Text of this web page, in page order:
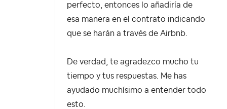
perfecto, entonces lo añadiría de
esa manera en el contrato indicando
que se harán a través de Airbnb.
De verdad, te agradezco mucho tu
tiempo y tus respuestas. Me has
ayudado muchísimo a entender todo
esto.